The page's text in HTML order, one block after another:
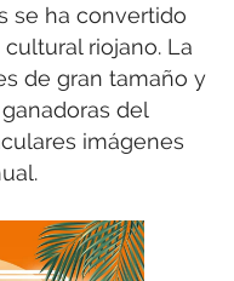
se ha convertido
riojano. La
de gran tamaño y
del
imágenes